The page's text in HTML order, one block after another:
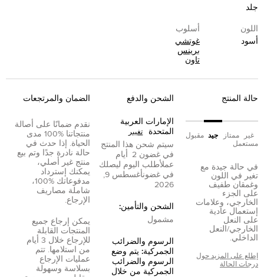
جلد
اللون
أسود
أسلوب
غوتشي
برينس
تاون
حالة المنتج
غير
مستعمل
ممتاز جيد مقبول
في حالة جيدة مع
تغير في اللون
وغمقان طفيف
على الجزء
الخارجي، وعلامات
إستعمال عادية
على النعل
الخارجي/النعل
الداخلي.
إطلع على المزيد حول
درجات الحالة
الشحن والدفع
الإمارات العربية
المتحدة
تغيير
سيتم شحن هذا المنتج
في غضون 2
أيام
عملأطلب اليوم ليصلك
في غضون
أغسطس 9,
2026
الشحن والتأمين:
مشمول
الرسوم والضرائب
الجمركية: يتم وضع
الرسوم والضرائب
الجمركية من خلال
الضمان والمرتجعات
نقدم ضمانًا على أصالة
منتجاتنا %100 مدى
الحياة. إذا حدث في
حالة نادرة جدًا وتم بيع
منتج غير أصلي،
يمكنك إسترداد
مدفوعاتك %100،
شاملة مصاريف
الإرجاع.
يمكن إرجاع جميع
المنتجات القابلة
للإرجاع خلال 3 أيام
من استلامها. تتم
عمليات الإرجاع
بسلاسة وسهولة